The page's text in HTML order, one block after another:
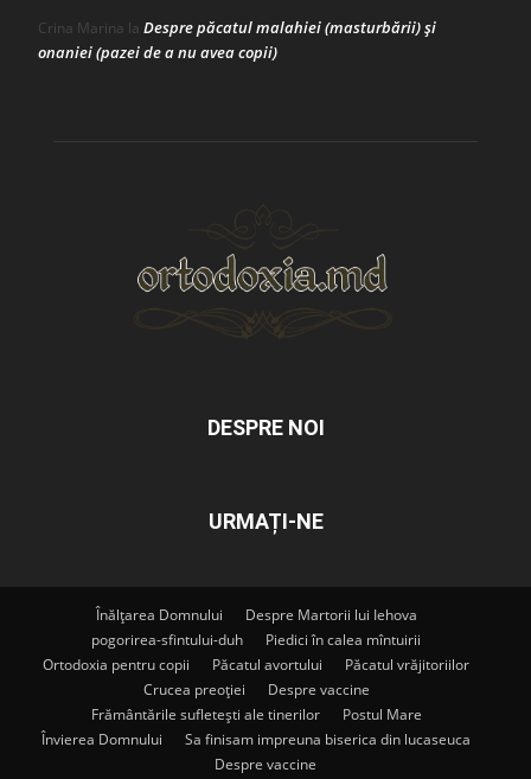
Crina Marina la Despre păcatul malahiei (masturbării) şi
onaniei (pazei de a nu avea copii)
DESPRE NOI
URMAȚI-NE
Înălțarea Domnului
Despre Martorii lui Iehova
pogorirea-sfintului-duh
Piedici în calea mîntuirii
Ortodoxia pentru copii
Păcatul avortului
Păcatul vrăjitoriilor
Crucea preoției
Despre vaccine
Frământările sufletești ale tinerilor
Postul Mare
Învierea Domnului
Sa finisam impreuna biserica din lucaseuca
Despre vaccine